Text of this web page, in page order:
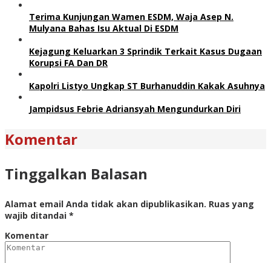
Terima Kunjungan Wamen ESDM, Waja Asep N.
Mulyana Bahas Isu Aktual Di ESDM
Kejagung Keluarkan 3 Sprindik Terkait Kasus Dugaan
Korupsi FA Dan DR
Kapolri Listyo Ungkap ST Burhanuddin Kakak Asuhnya
Jampidsus Febrie Adriansyah Mengundurkan Diri
Komentar
Tinggalkan Balasan
Alamat email Anda tidak akan dipublikasikan. Ruas yang
wajib ditandai *
Komentar